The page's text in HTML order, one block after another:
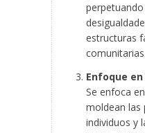
estructuras
comunitarias.
Enfoque
Se enfoca
moldean las
individuos y